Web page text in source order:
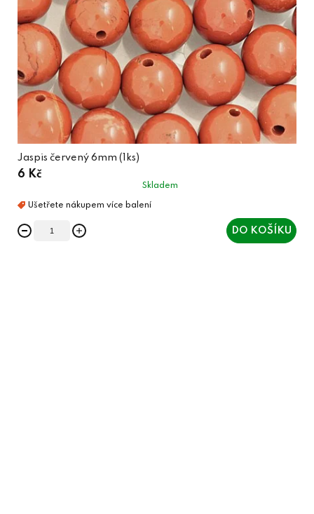
Jaspis červený 6mm (1ks)
6 Kč
Skladem
DO KOŠÍKU